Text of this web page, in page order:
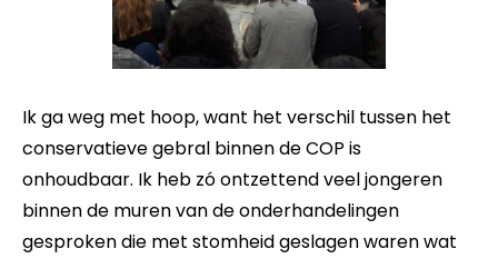
Ik ga weg met hoop, want het verschil tussen het
conservatieve gebral binnen de COP is
onhoudbaar. Ik heb zó ontzettend veel jongeren
binnen de muren van de onderhandelingen
gesproken die met stomheid geslagen waren wat